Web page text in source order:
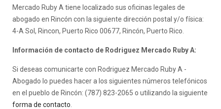
Mercado Ruby A tiene localizado sus oficinas legales de
abogado en Rincón con la siguiente dirección postal y/o física:
4-A Sol, Rincon, Puerto Rico 00677, Rincón, Puerto Rico.
Información de contacto de Rodriguez Mercado Ruby A:
Si deseas comunicarte con Rodriguez Mercado Ruby A -
Abogado lo puedes hacer a los siguientes números telefónicos
en el pueblo de Rincón: (787) 823-2065 o utilizando la siguiente
forma de contacto